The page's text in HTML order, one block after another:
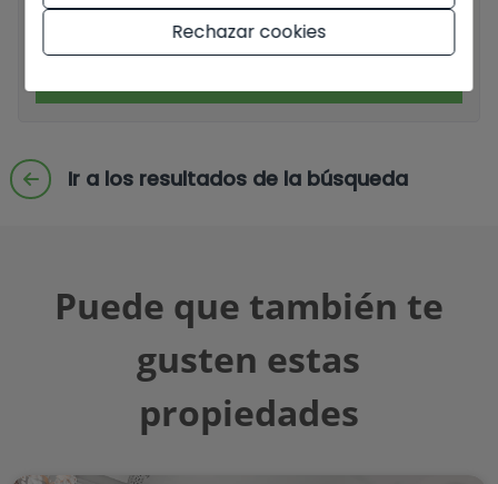
Acepto envíos comerciales
Ir a los resultados de la búsqueda
Puede que también te
gusten estas
propiedades
Rechazar cookies